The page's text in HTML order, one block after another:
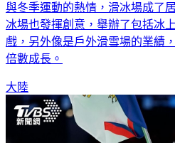
與冬季運動的熱情，滑冰場成了
冰場也發揮創意，舉辦了包括冰
戲，另外像是戶外滑雪場的業績
倍數成長。
大陸